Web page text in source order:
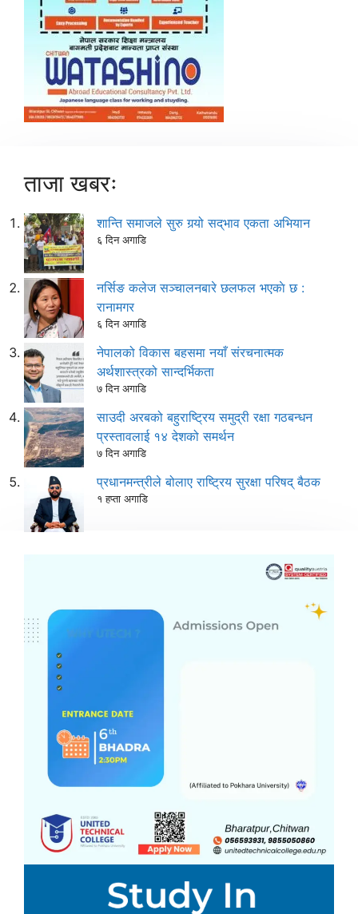
ताजा खबरः
शान्ति समाजले सुरु गर्‍यो सद्‌भाव एकता अभियान
६ दिन अगाडि
नर्सिङ कलेज सञ्चालनबारे छलफल भएकाे छ :
रानामगर
६ दिन अगाडि
नेपालको विकास बहसमा नयाँ संरचनात्मक
अर्थशास्त्रको सान्दर्भिकता
७ दिन अगाडि
साउदी अरबको बहुराष्ट्रिय समुद्री रक्षा गठबन्धन
प्रस्तावलाई १४ देशको समर्थन
७ दिन अगाडि
प्रधानमन्त्रीले बोलाए राष्ट्रिय सुरक्षा परिषद् बैठक
१ हप्ता अगाडि